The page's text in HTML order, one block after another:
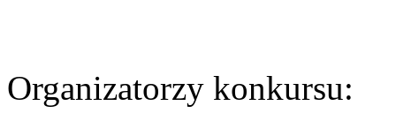
Organizatorzy konkursu: